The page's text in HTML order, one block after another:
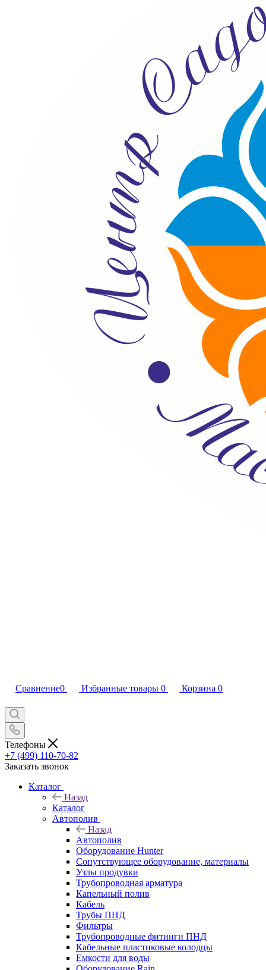
Сравнение0 Избранные товары 0 Корзина 0
Телефоны
+7 (499) 110-70-82
Заказать звонок
Каталог
Назад
Каталог
Автополив
Назад
Автополив
Оборудование Hunter
Сопутствующее оборудование, материалы
Узлы продувки
Трубопроводная арматура
Капельный полив
Кабель
Трубы ПНД
Фильтры
Трубопроводные фитинги ПНД
Кабельные пластиковые колодцы
Емкости для воды